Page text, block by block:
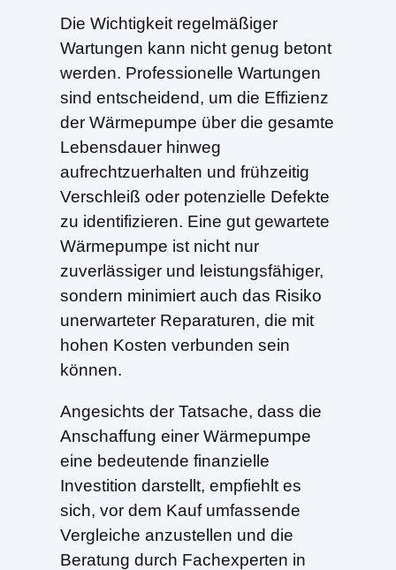
Die Wichtigkeit regelmäßiger
Wartungen kann nicht genug betont
werden. Professionelle Wartungen
sind entscheidend, um die Effizienz
der Wärmepumpe über die gesamte
Lebensdauer hinweg
aufrechtzuerhalten und frühzeitig
Verschleiß oder potenzielle Defekte
zu identifizieren. Eine gut gewartete
Wärmepumpe ist nicht nur
zuverlässiger und leistungsfähiger,
sondern minimiert auch das Risiko
unerwarteter Reparaturen, die mit
hohen Kosten verbunden sein
können.
Angesichts der Tatsache, dass die
Anschaffung einer Wärmepumpe
eine bedeutende finanzielle
Investition darstellt, empfiehlt es
sich, vor dem Kauf umfassende
Vergleiche anzustellen und die
Beratung durch Fachexperten in